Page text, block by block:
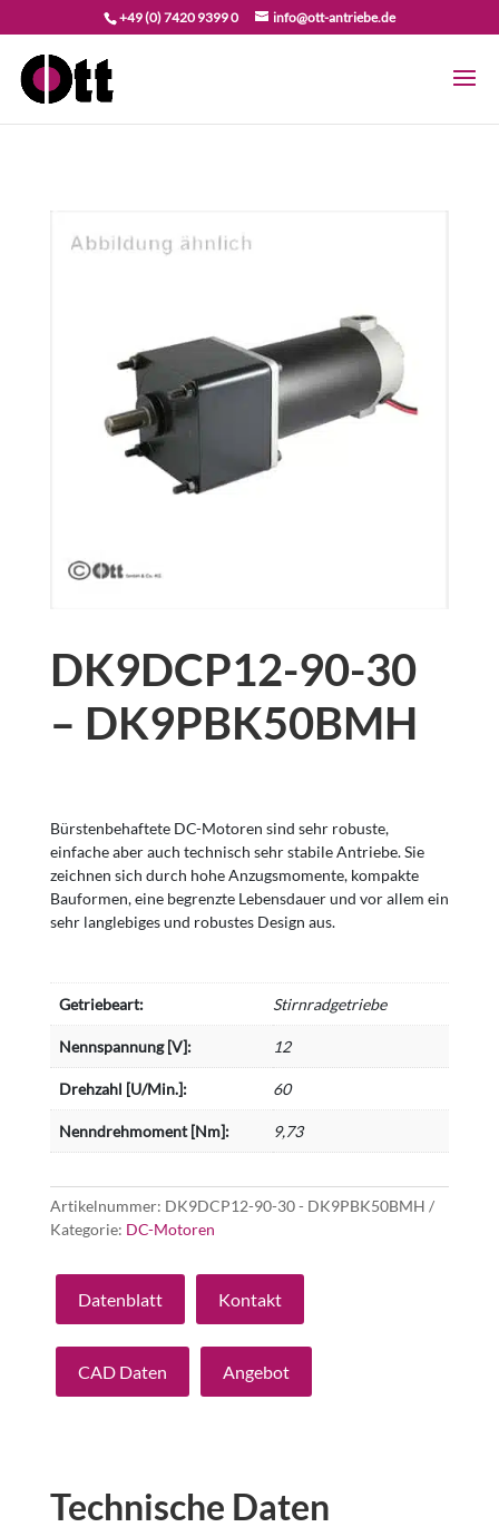
+49 (0) 7420 9399 0 info@ott-antriebe.de
DK9DCP12-90-30
– DK9PBK50BMH
Bürstenbehaftete DC-Motoren sind sehr robuste,
einfache aber auch technisch sehr stabile Antriebe. Sie
zeichnen sich durch hohe Anzugsmomente, kompakte
Bauformen, eine begrenzte Lebensdauer und vor allem ein
sehr langlebiges und robustes Design aus.
Getriebeart: Stirnradgetriebe
Nennspannung [V]: 12
Drehzahl [U/Min.]: 60
Nenndrehmoment [Nm]: 9,73
Artikelnummer: DK9DCP12-90-30 - DK9PBK50BMH
Kategorie: DC-Motoren
Datenblatt Kontakt
CAD Daten Angebot
Technische Daten